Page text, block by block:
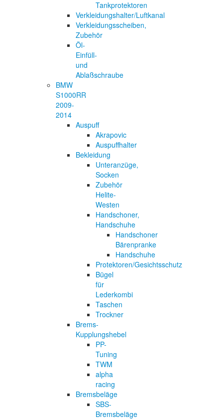
Tankprotektoren
Verkleidungshalter/Luftkanal
Verkleidungsscheiben,
Zubehör
Öl-
Einfüll-
und
Ablaßschraube
BMW
S1000RR
2009-
2014
Auspuff
Akrapovic
Auspuffhalter
Bekleidung
Unteranzüge,
Socken
Zubehör
Helite-
Westen
Handschoner,
Handschuhe
Handschoner
Bärenpranke
Handschuhe
Protektoren/Gesichtsschutz
Bügel
für
Lederkombi
Taschen
Trockner
Brems-
Kupplungshebel
PP-
Tuning
TWM
alpha
racing
Bremsbeläge
SBS-
Bremsbeläge